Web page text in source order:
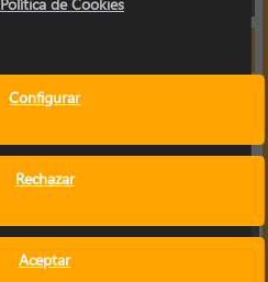
Política de Cookies
Configurar
Rechazar
Aceptar